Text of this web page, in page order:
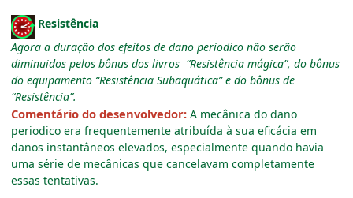
Resistência
Agora a duração dos efeitos de dano periodico não serão
diminuidos pelos bônus dos livros “Resistência mágica”, do bônus
do equipamento “Resistência Subaquática” e do bônus de
“Resistência”.
Comentário do desenvolvedor: A mecânica do dano
periodico era frequentemente atribuída à sua eficácia em
danos instantâneos elevados, especialmente quando havia
uma série de mecânicas que cancelavam completamente
essas tentativas.